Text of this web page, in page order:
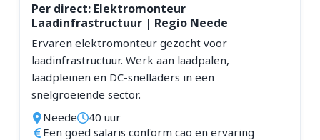
Per direct: Elektromonteur
Laadinfrastructuur | Regio Neede
Ervaren elektromonteur gezocht voor
laadinfrastructuur. Werk aan laadpalen,
laadpleinen en DC-snelladers in een
snelgroeiende sector.
Neede
40 uur
Een goed salaris conform cao en ervaring